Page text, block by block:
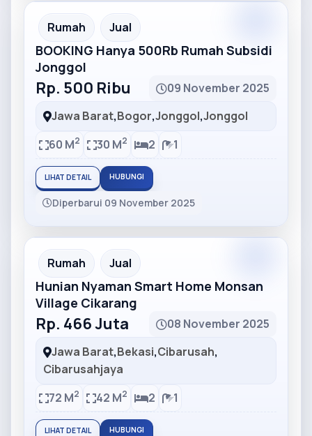
Partner Ad
Rumah Jual
BOOKING Hanya 500Rb Rumah Subsidi
Jonggol
Rp. 500 Ribu
09 November 2025
Jawa Barat,Bogor,Jonggol,Jonggol
60 M2 30 M2 2 1
LIHAT DETAIL HUBUNGI
Diperbarui 09 November 2025
Partner Ad
Rumah Jual
Hunian Nyaman Smart Home Monsan
Village Cikarang
Rp. 466 Juta
08 November 2025
Jawa Barat,Bekasi,Cibarusah,
Cibarusahjaya
72 M2 42 M2 2 1
LIHAT DETAIL HUBUNGI